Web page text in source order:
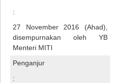
:
27 November 2016 (Ahad),
disempurnakan oleh YB
Menteri MITI
Penganjur
: